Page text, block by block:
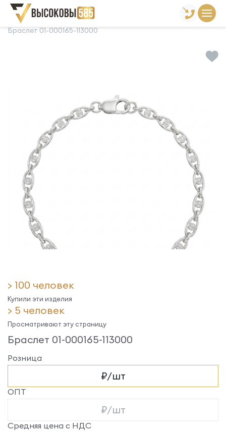
Главная Склад готовой продукции
Браслеты
Браслет 01-000165-113000
> 100 человек
Купили эти изделия
> 5 человек
Просматривают эту страницу
Браслет 01-000165-113000
Розница
₽/шт
ОПТ
₽/шт
Средняя цена с НДС